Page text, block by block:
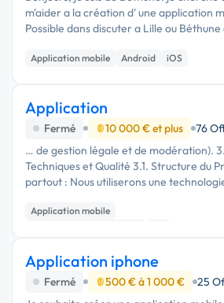
m'aider a la création d' une application
Possible dans discuter a Lille ou
c...
Application mobile Android iOS
Application
Fermé
10 000 € et plus 76
… de gestion légale et de modération).
Techniques et Qualité 3.1. Structure du
partout : Nous utiliserons une
construire l'application pour Android et
temps. …
Application mobile
Application iphone
Fermé
500 € à 1 000 € 25